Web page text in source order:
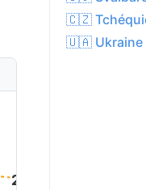
24.0°
🇨🇿
🇺🇦 Ukraine